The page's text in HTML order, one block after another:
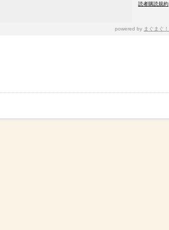
読者購読規約
powered by まぐまぐ！